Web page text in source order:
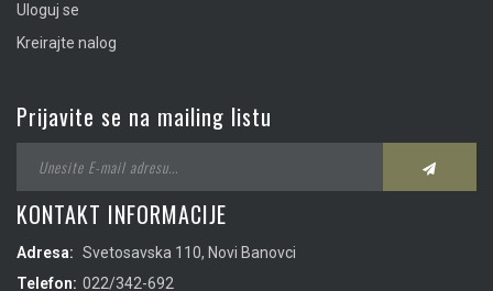
Uloguj se
Kreirajte nalog
Prijavite se na mailing listu
KONTAKT INFORMACIJE
Adresa: Svetosavska 110, Novi Banovci
Telefon: 022/342-692